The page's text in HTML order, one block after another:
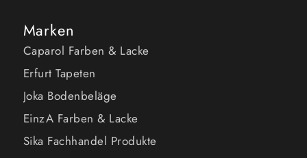
Marken
Caparol Farben & Lacke
Erfurt Tapeten
Joka Bodenbeläge
EinzA Farben & Lacke
Sika Fachhandel Produkte